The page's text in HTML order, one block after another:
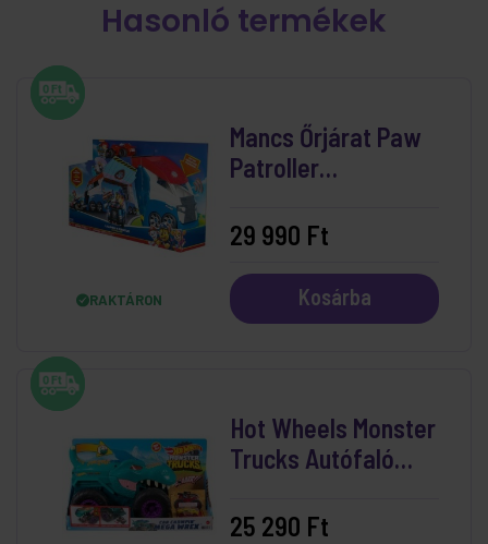
Hasonló termékek
RAKTÁRON
Mancs Őrjárat Paw
Patroller
Kamion Hanggal
29 990 Ft
Kosárba
Hot Wheels Monster
Trucks Autófaló
25 290 Ft